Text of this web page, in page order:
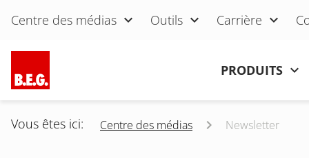
Aller au contenu
Centre des médias Outils Carrière
PRODUITS
Vous êtes ici: Centre des médias Newsletter